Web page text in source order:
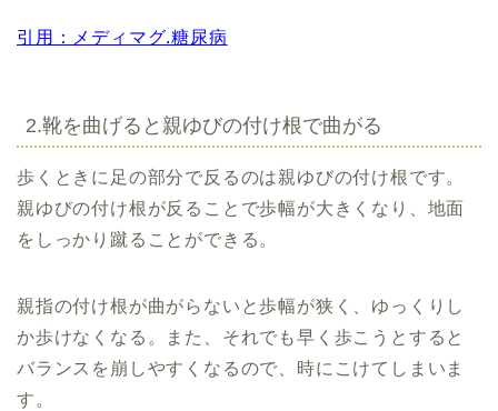
引用：メディマグ.糖尿病
2.靴を曲げると親ゆびの付け根で曲がる
歩くときに足の部分で反るのは親ゆびの付け根です。
親ゆびの付け根が反ることで歩幅が大きくなり、地面
をしっかり蹴ることができる。
親指の付け根が曲がらないと歩幅が狭く、ゆっくりし
か歩けなくなる。また、それでも早く歩こうとすると
バランスを崩しやすくなるので、時にこけてしまいま
す。